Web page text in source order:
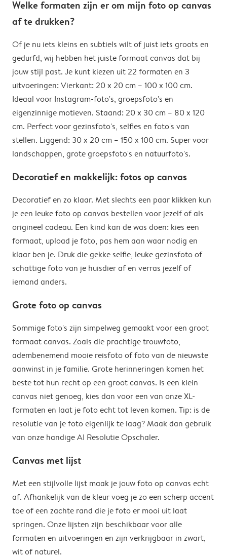
Welke formaten zijn er om mijn foto op canvas
af te drukken?
Of je nu iets kleins en subtiels wilt of juist iets groots en
gedurfd, wij hebben het juiste formaat canvas dat bij
jouw stijl past. Je kunt kiezen uit 22 formaten en 3
uitvoeringen: Vierkant: 20 x 20 cm – 100 x 100 cm.
Ideaal voor Instagram-foto's, groepsfoto's en
eigenzinnige motieven. Staand: 20 x 30 cm – 80 x 120
cm. Perfect voor gezinsfoto's, selfies en foto's van
stellen. Liggend: 30 x 20 cm – 150 x 100 cm. Super voor
landschappen, grote groepsfoto's en natuurfoto's.
Decoratief en makkelijk: fotos op canvas
Decoratief en zo klaar. Met slechts een paar klikken kun
je een leuke foto op canvas bestellen voor jezelf of als
origineel cadeau. Een kind kan de was doen: kies een
formaat, upload je foto, pas hem aan waar nodig en
klaar ben je. Druk die gekke selfie, leuke gezinsfoto of
schattige foto van je huisdier af en verras jezelf of
iemand anders.
Grote foto op canvas
Sommige foto's zijn simpelweg gemaakt voor een groot
formaat canvas. Zoals die prachtige trouwfoto,
adembenemend mooie reisfoto of foto van de nieuwste
aanwinst in je familie. Grote herinneringen komen het
beste tot hun recht op een groot canvas. Is een klein
canvas niet genoeg, kies dan voor een van onze XL-
formaten en laat je foto echt tot leven komen. Tip: is de
resolutie van je foto eigenlijk te laag? Maak dan gebruik
van onze handige AI Resolutie Opschaler.
Canvas met lijst
Met een stijlvolle lijst maak je jouw foto op canvas echt
af. Afhankelijk van de kleur voeg je zo een scherp accent
toe of een zachte rand die je foto er mooi uit laat
springen. Onze lijsten zijn beschikbaar voor alle
formaten en uitvoeringen en zijn verkrijgbaar in zwart,
wit of naturel.